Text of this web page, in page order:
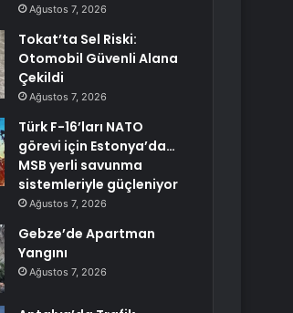
Ağustos 7, 2026
Tokat’ta Sel Riski:
Otomobil Güvenli Alana
Çekildi
Ağustos 7, 2026
Türk F-16’ları NATO
görevi için Estonya’da…
MSB yerli savunma
sistemleriyle güçleniyor
Ağustos 7, 2026
Gebze’de Apartman
Yangını
Ağustos 7, 2026